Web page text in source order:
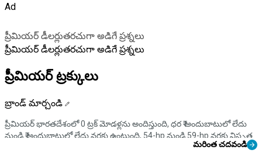
Ad
ప్రీమియర్డీలర్లుతరచుగా అడిగే ప్రశ్నలు
ప్రీమియర్డీలర్లుతరచుగా అడిగే ప్రశ్నలు
ప్రీమియర్ ట్రక్కులు
బ్రాండ్ మార్చండి
ప్రీమియర్ భారతదేశంలో 0 ట్రక్ మోడళ్లను అందిస్తుంది, ధర ₹ అందుబాటులో లేదు
నుండి ₹ అందుబాటులో లేదు వరకు ఉంటుంది, 54-hp నుండి 59-hp వరకు విస్తృత
HP పరిధితో. జనాదరణ లేని మోడళ్లలో ఉన్నాయి. ట్రక్‌లు బలమైన నిర్మాణ
మరింత చదవండి